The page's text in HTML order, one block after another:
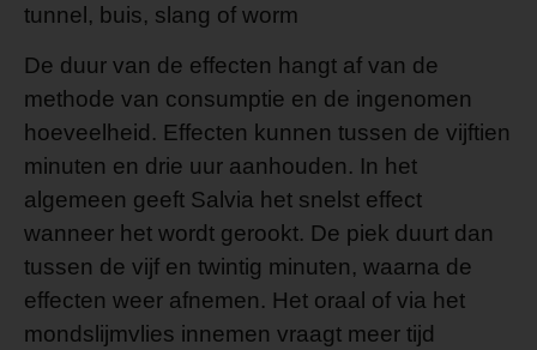
tunnel, buis, slang of worm
De duur van de effecten hangt af van de
methode van consumptie en de ingenomen
hoeveelheid. Effecten kunnen tussen de vijftien
minuten en drie uur aanhouden. In het
algemeen geeft Salvia het snelst effect
wanneer het wordt gerookt. De piek duurt dan
tussen de vijf en twintig minuten, waarna de
effecten weer afnemen. Het oraal of via het
mondslijmvlies innemen vraagt meer tijd